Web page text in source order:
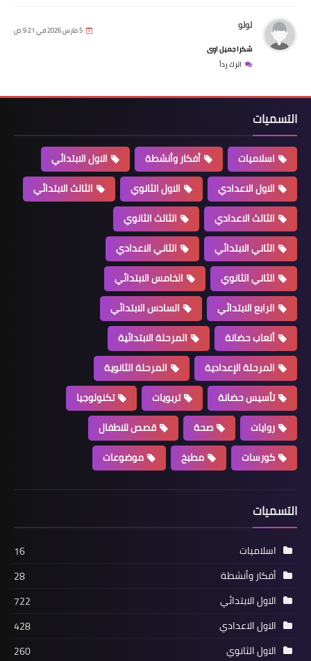
لولو 5 مارس 2026 في 9:21 ص
شكرا جميل اوى
اترك رداً
التسميات
اسلاميات أفكار وأنشطة
الاول الابتدائي
الاول الاعدادي
الاول الثانوي
الثالث الابتدائي
الثالث الاعدادي
الثالث الثانوي
الثاني الابتدائي
الثاني الاعدادي
الثاني الثانوي
الخامس الابتدائي
الرابع الابتدائي
السادس الابتدائي
ألعاب حضانة
المرحلة الابتدائية
المرحلة الإعدادية
المرحلة الثانوية
تأسيس حضانة
تربويات
تكنولوجيا
روايات
صحة
قصص للاطفال
كورسات
مطبخ موضوعات
التسميات
اسلاميات
16
أفكار وأنشطة
28
الاول الابتدائي
722
الاول الاعدادي
428
الاول الثانوي
260